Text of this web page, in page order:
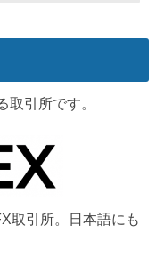
引所です。
取引所。日本語にも